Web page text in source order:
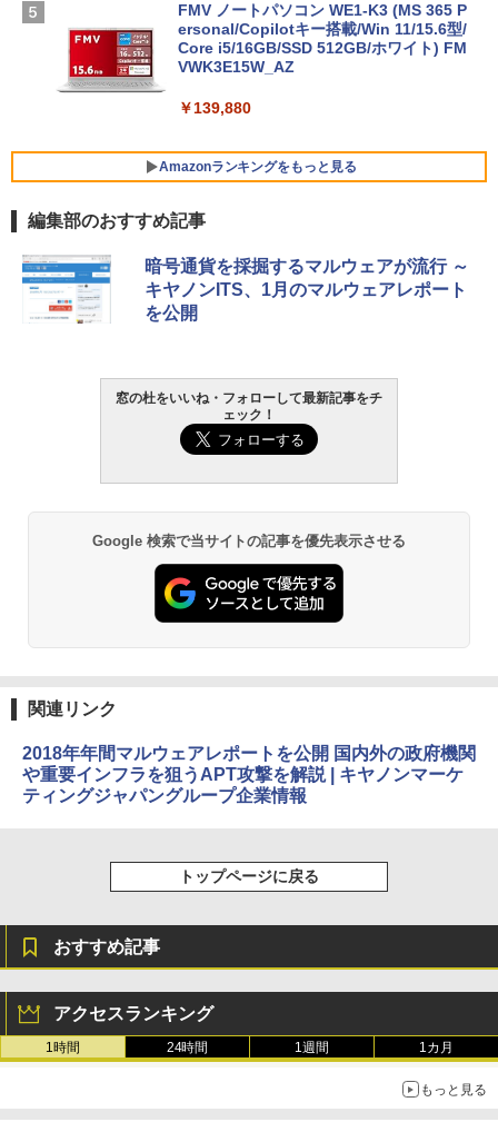
FMV ノートパソコン WE1-K3 (MS 365 P
ersonal/Copilotキー搭載/Win 11/15.6型/
Core i5/16GB/SSD 512GB/ホワイト) FM
VWK3E15W_AZ
￥139,880
Amazonランキングをもっと見る
Robloxギフトカード - 800 Robux 【限
定バーチャルアイテムを含む】 【オンラ
インゲームコード】 ロブロックス | オン
ラインコード版
Robloxギフトカード - 1000 Robux 【限
定バーチャルアイテムを含む】 【オンラ
インゲームコード】 ロブロックス |オン
￥1,600
Microsoft Office Home & Business 202
4(最新 永続版)|オンラインコード版|Wind
ows11、10/mac対応|PC2台
定バーチャルアイテムを含む】 【オンラ
インゲームコード】 ロブロックス | オン
ラインコード版
Windows版 | Minecraft (マインクラフ
ンコード版
生成AIパスポート公式テキスト 第４版
￥1,766
AIイラスト表現辞典: 思い通りの絵を引き
出す プロンプトの言葉 AI画像生成シリー
ズ (はぴーイラストLabo)
ClaudeCode いちばんやさしい 教科書:
方 マニュアル AI副業にもコンテンツ作成
にもKindle出版にも！ 非エンジニアのた
めのAIコーディング入門シリーズ
￥1,292
FM TOWNS ハイパー・カタログ: 本体ハ
ードウェア・市販ソフトウェアのパーフ
Amazon Kindle Paperwhite (16GB) 7イ
ンチディスプレイ、色調調節ライト、12
週間持続バッテリー、広告なし、ブラッ
ク
Amazon Kindle - 目に優しい、かさばら
ない、大きな画面で読みやすい、6週間持
続バッテリー、6インチディスプレイ電子
￥16,980
Kindle Paperwhite シグニチャーエディ
ション (32GB) 7インチディスプレイ、明
Amazon Kindle Colorsoft | 16GBストレ
ージ、防水、7インチカラーディスプレ
￥31,980
レージ、ノート機能搭載、明るさ自動調
整、色調調節ライト、プレミアムペン付
き、グラファイト
編集部のおすすめ記事
暗号通貨を採掘するマルウェアが流行 ～
キヤノンITS、1月のマルウェアレポート
を公開
窓の杜をいいね・フォローして最新記事をチ
ェック！
Google 検索で当サイトの記事を優先表示させる
関連リンク
2018年年間マルウェアレポートを公開 国内外の政府機関
や重要インフラを狙うAPT攻撃を解説 | キヤノンマーケ
ティングジャパングループ企業情報
トップページに戻る
おすすめ記事
アクセスランキング
1時間 24時間 1週間 1カ月
もっと見る